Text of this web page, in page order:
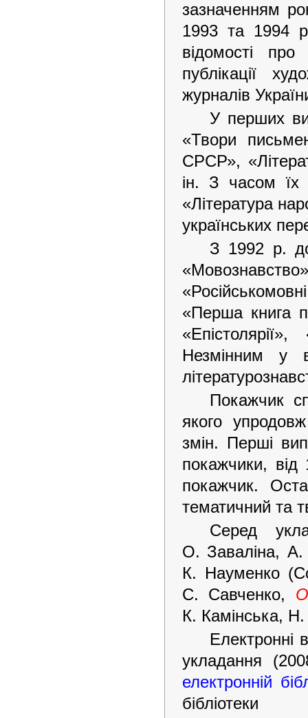
зазначенням
1993 та 1994
відомості
публікації
журналів
У перших
«Твори
СРСР»,
ін. З часом їх
«Література
українських
З 1992 р.
«Перша книга
Незмінним у
Покажчик
якого
змін. Перші
покажчики,
покажчик.
тематичний та
Серед
О. Заваліна,
К. Науменко
С. Савченко,
К. Камінська,
Електронні
укладання
електронній